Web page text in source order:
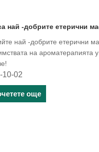
най -добрите етерични
най -добрите етерични
на ароматерапията
10-02
още